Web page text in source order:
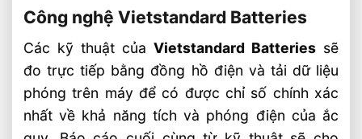
Công nghệ Vietstandard Batteries
Các kỹ thuật của Vietstandard Batteriessẽ
đo trực tiếp bằng đồng hồ điện và tải dữ liệu
phóng trên máy để có được chỉ số chính xác
nhất về khả năng tích và phóng điện của ắc